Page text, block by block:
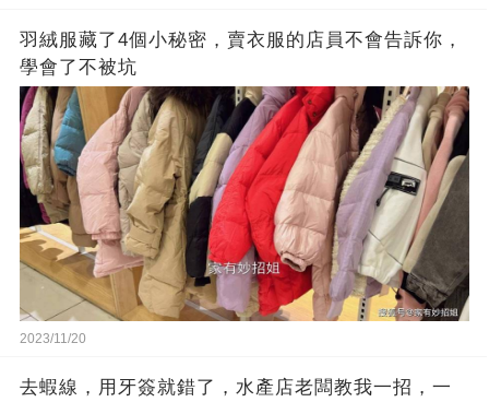
羽絨服藏了4個小秘密，賣衣服的店員不會告訴你，
學會了不被坑
2023/11/20
去蝦線，用牙簽就錯了，水產店老闆教我一招，一